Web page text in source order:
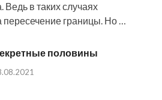
в таких случаях
пересечение границы. Но …
половины